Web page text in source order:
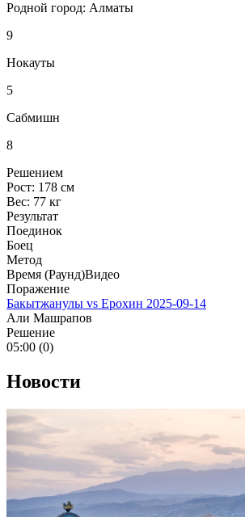
Родной город: Алматы
9
Нокауты
5
Сабмишн
8
Решением
Рост: 178 см
Вес: 77 кг
Результат
Поединок
Боец
Метод
Время (Раунд)Видео
Поражение
Бакытжанулы vs Ерохин 2025-09-14
Али Машрапов
Решение
05:00 (0)
Новости